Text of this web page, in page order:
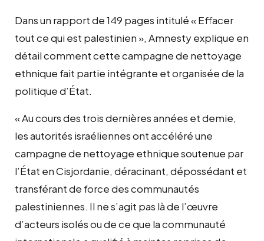
Dans un rapport de 149 pages intitulé « Effacer
tout ce qui est palestinien », Amnesty explique en
détail comment cette campagne de nettoyage
ethnique fait partie intégrante et organisée de la
politique d’État.
« Au cours des trois dernières années et demie,
les autorités israéliennes ont accéléré une
campagne de nettoyage ethnique soutenue par
l’État en Cisjordanie, déracinant, dépossédant et
transférant de force des communautés
palestiniennes. Il ne s’agit pas là de l’œuvre
d’acteurs isolés ou de ce que la communauté